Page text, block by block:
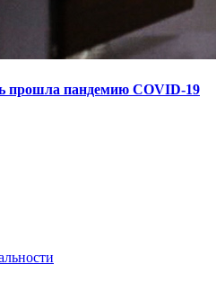
прошла пандемию COVID-19